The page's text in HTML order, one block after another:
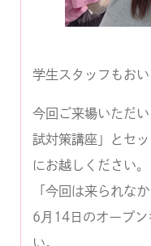
学生スタッフもお
今回ご来場いただ
試対策講座」とセ
にお越しください。
「今回は来られな
6月14日のオープン
い。